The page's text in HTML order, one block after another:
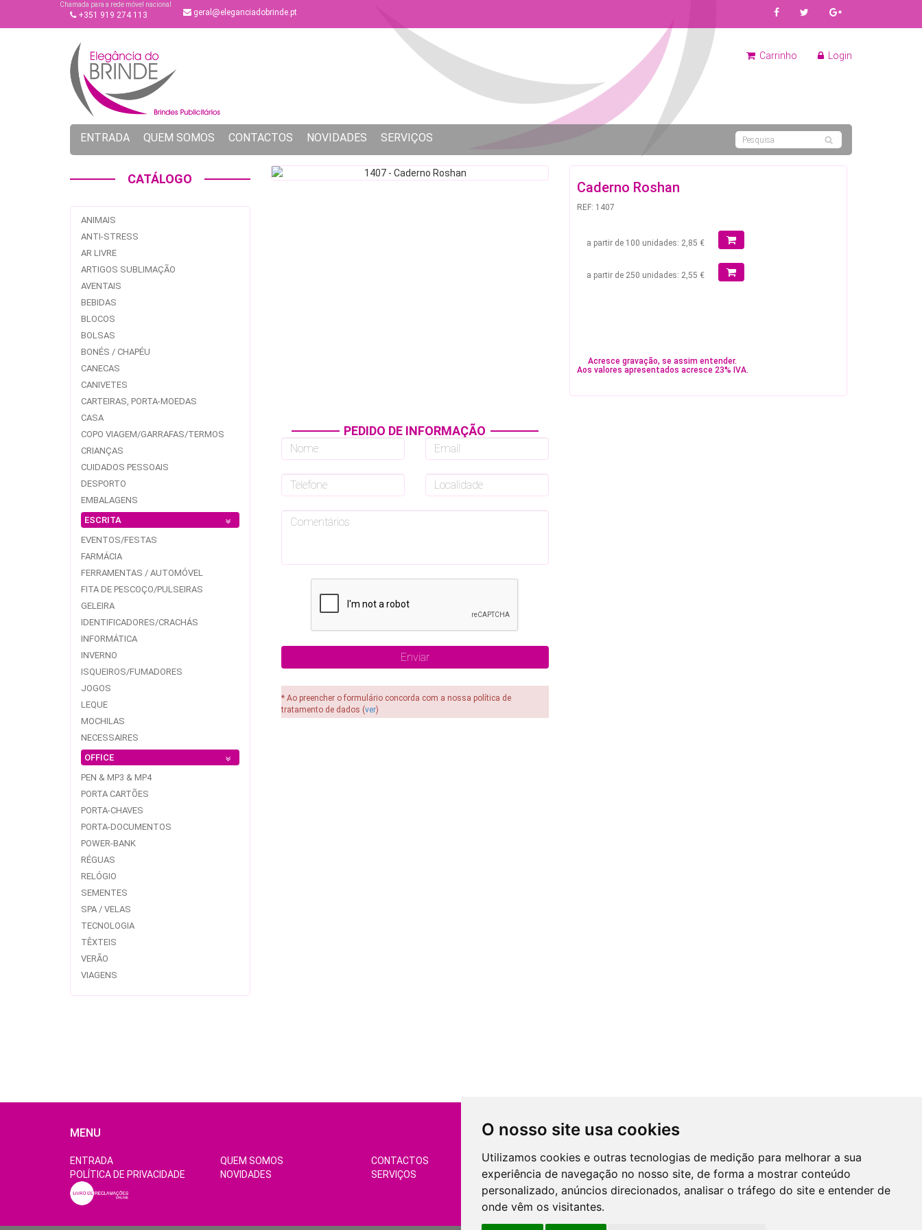
O nosso site usa cookies
Utilizamos cookies e outras tecnologias de medição para melhorar a sua
experiência de navegação no nosso site, de forma a mostrar conteúdo
personalizado, anúncios direcionados, analisar o tráfego do site e entender de
onde vêm os visitantes.
Chamada para a rede móvel nacional
+351 919 274 113 geral@eleganciadobrinde.pt
Carrinho Login
ENTRADA QUEM SOMOS CONTACTOS NOVIDADES SERVIÇOS
CATÁLOGO
ANIMAIS
ANTI-STRESS
AR LIVRE
ARTIGOS SUBLIMAÇÃO
AVENTAIS
BEBIDAS
BLOCOS
BOLSAS
BONÉS / CHAPÉU
CANECAS
CANIVETES
CARTEIRAS, PORTA-MOEDAS
CASA
COPO VIAGEM/GARRAFAS/TERMOS
CRIANÇAS
CUIDADOS PESSOAIS
DESPORTO
EMBALAGENS
ESCRITA
EVENTOS/FESTAS
FARMÁCIA
FERRAMENTAS / AUTOMÓVEL
FITA DE PESCOÇO/PULSEIRAS
GELEIRA
IDENTIFICADORES/CRACHÁS
INFORMÁTICA
INVERNO
ISQUEIROS/FUMADORES
JOGOS
LEQUE
MOCHILAS
NECESSAIRES
OFFICE
PEN & MP3 & MP4
PORTA CARTÕES
PORTA-CHAVES
PORTA-DOCUMENTOS
POWER-BANK
RÉGUAS
RELÓGIO
SEMENTES
SPA / VELAS
TECNOLOGIA
TÊXTEIS
VERÃO
VIAGENS
Caderno Roshan
REF: 1407
a partir de 100 unidades: 2,85 €
a partir de 250 unidades: 2,55 €
Acresce gravação, se assim entender.
Aos valores apresentados acresce 23% IVA.
PEDIDO DE INFORMAÇÃO
* Ao preencher o formulário concorda com a nossa política de
tratamento de dados (ver)
MENU
ENTRADA QUEM SOMOS CONTACTOS
CONDIÇÕES DE VENDA
POLÍTICA DE PRIVACIDADE
NOVIDADES SERVIÇOS GERIR COOKIES
SUBSCREVER NEWSLETTER
Mantenha-se informado das nossas
Promções, novidades e muito mais...